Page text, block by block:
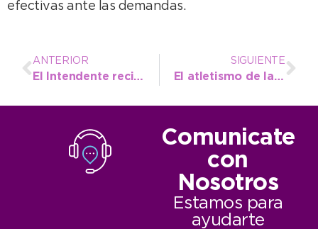
efectivas ante las demandas.
ANTERIOR
El Intendente recibió a dirigentes de URGARA y al Presidente del Consorcio del Puerto de Bahía Blanca
SIGUIENTE
El atletismo de la Escuela Municipal volvió a brillar y aportó sus finalistas para los Juegos Bonaerenses
Comunicate
con
Nosotros
Estamos para
ayudarte